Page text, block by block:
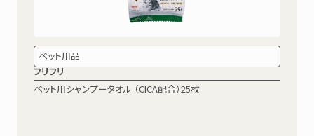
ペット用品
フリフリ
ペット用シャンプータオル （CICA配合）25枚